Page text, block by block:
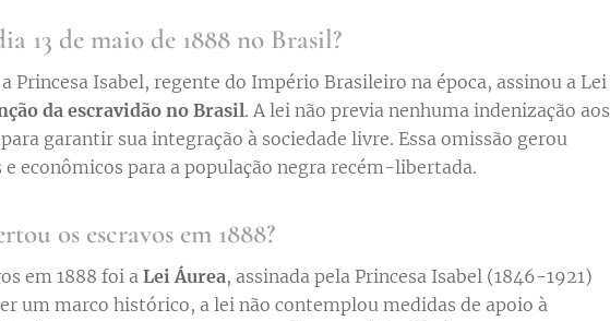
13 de maio de 1888 no Brasil?
Princesa Isabel, regente do Império Brasileiro na época, assinou a Lei
da escravidão no Brasil. A lei não previa nenhuma indenização aos
garantir sua integração à sociedade livre. Essa omissão gerou
econômicos para a população negra recém-libertada.
os escravos em 1888?
em 1888 foi a Lei Áurea, assinada pela Princesa Isabel (1846-1921)
um marco histórico, a lei não contemplou medidas de apoio à